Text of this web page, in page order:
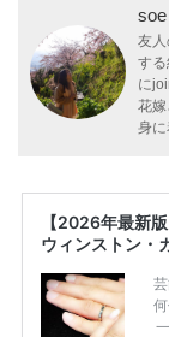
soe
友人
する
に
花嫁
身
【2026年最新
ウィンストン・